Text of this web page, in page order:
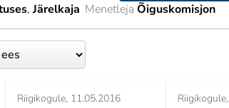
Järelkaja Menetleja Õiguskomisjon
Riigikogule 11.05.2016 Riigikogule